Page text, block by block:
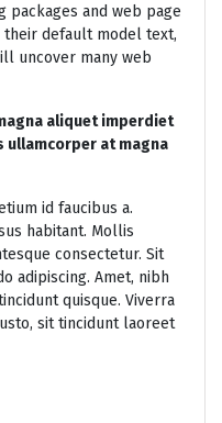
packages and web page
their default model text,
uncover many web
aliquet imperdiet
ullamcorper at magna
id faucibus a.
habitant. Mollis
consectetur. Sit
adipiscing. Amet, nibh
quisque. Viverra
sit tincidunt laoreet